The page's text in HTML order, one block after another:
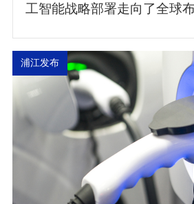
工智能战略部署走向了全球
浦江发布